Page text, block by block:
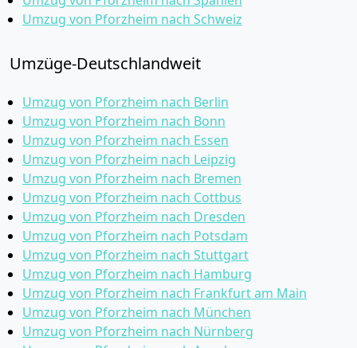
Umzug von Pforzheim nach Schweiz
Umzüge-Deutschlandweit
Umzug von Pforzheim nach Berlin
Umzug von Pforzheim nach Bonn
Umzug von Pforzheim nach Essen
Umzug von Pforzheim nach Leipzig
Umzug von Pforzheim nach Bremen
Umzug von Pforzheim nach Cottbus
Umzug von Pforzheim nach Dresden
Umzug von Pforzheim nach Potsdam
Umzug von Pforzheim nach Stuttgart
Umzug von Pforzheim nach Hamburg
Umzug von Pforzheim nach Frankfurt am Main
Umzug von Pforzheim nach München
Umzug von Pforzheim nach Nürnberg